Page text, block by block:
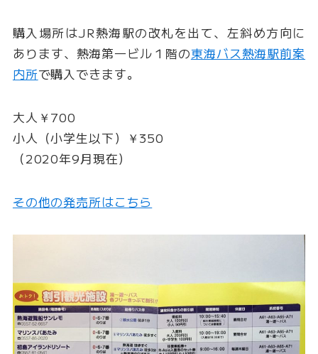
購入場所はJR熱海駅の改札を出て、左斜め方向に
あります、熱海第一ビル１階の東海バス熱海駅前案
内所で購入できます。
大人￥700
小人（小学生以下）￥350
（2020年9月現在）
その他の発売所はこちら